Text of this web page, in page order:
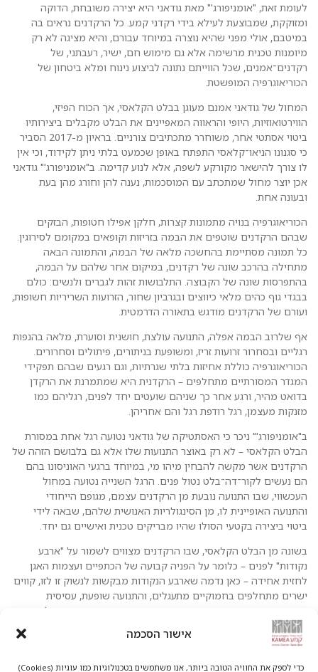
אישור הסכמה
כדי לספק את החוויה הטובה ביותר, אנו משתמשים בטכנולוגיות כמו עוגיות (Cookies)
לעומת זאת, "אומניפורג'" מאת גודאני היא יצירה משובחת, הדוקה
ומזוקקת, שמבוצעת לעילא בידי רקדני קמע. כל הרקדנים נראים בה
במיטבם, אולי מפני שהיא נוצרה במיוחד עבורם, והיא מציגה לא רק
מיומנות טכנית מרשימה אלא גם מימוש חם, ישיר, רעבתני, של
רקדנים־אמנים, שכל הווייתם נתונה לביצוע נינוח ומלא ביטחון של
הכוריאוגרפיה המופשטת.
המחול של גודאני אמנם מעוגן בבלט הקלאסי, אך הכוח הפיזי,
הווירטואוזיות, היופי והראווה המאפיינים את הבלט מקבלים ביצירותיו
ביטוי אסתטי אחר, משוחרר מתכתיבים צורניים. בראיון מ-2017 הסביר
כי סגנונו הניאו־קלאסי התפתח באופן שכמעט בלתי ניתן לקידוד, וכי אין
לו צורך להישאר מקורקע לשפה, אלא לנוע קדימה. ב"אומניפורג'" גודאני
אכן יוצר מחול שמתכתב עם המוסכמות, נענה להן וחורג מהן בעת
ובעונה אחת.
הכוריאוגרפיה בנויה מתמונות קצרות, חלקן אפילו חטופות, הבזקים
שבהם הרקדנים שוטפים את הבמה בזריזות וקופאים במקומם לסירוגין.
כל תמונה מסתיימת בהחשכה מלאה של הבמה, והתמונה הבאה
מתחילה בהרכב שונה של רקדנים, במיקום אחר שלהם על הבמה,
בהתפרסות שונה של הקבוצה. התלבושות זהות לגברים ולנשים: כולם
בבגדי גוף כהים מלאי כיווצים ובגרביון שחור, הזרועות השריריות חשופות,
ועורם של הרקדנים מודגש בתאורה הדרמטית.
אף שלרוב הבמה אפלה, התנועה עולצת, חושנית וסוערת, מלאה בהנפות
רגליים ובסחרור זרועות זריז, ומשופעת בניתורים, פיתולים וסחרורים.
הכוריאוגרפיה כוללת אחיזות בלתי שגרתיות, וגם רגעים שבהם תפקידי
המגדר המסורתיים מתחלפים – הרקדנית היא שמתמרנת את הרקדן
בדואט מהיר, ורגע אחר כך שניהם שועטים יחד לפנים, רגליהם כמו
מזנקות מעצמן, רגל רודפת רגל והם אחריהן.
ב"אומניפורג'" ניכר כי האסתטיקה של גודאני נטועה רגל אחת במסורת
הבלט הקלאסי – לא רק באוצר התנועות שלו אלא גם בלבושם הזהה של
הרקדנים אשר מקשה להבחין מיהו מי, במיוחד ברגעי האוניסונו בהם
הם נעשים לקור־דה־בלט נטול פנים. הרגל השנייה נטועה במחול
העכשווי, שבו התנועה נובעת מן הרקדנים עצמם, מגופם הייחודי
והתנועה האופיינית לו, מן הסינגולריות האנושית שלהם, שבאה לידי
ביטוי ביצירה בקטעי הסולו שהיו מבריקים טכנית ואישיים גם יחד.
בשונה מן הבלט הקלאסי, שבו הרקדנים מצווים לשמור על "ארבע
נקודות" לפנים – כלומר על הפניה קבועה של הכתפיים ועצמות האגן
לחזית אחידה – כאן נדמה שארבע הנקודות מבקשות לנשוק זו לזו, קווים
ישרים מתחלפים בחמוקיים מתעגלים, והתנועה שופעת, עסיסית
ומפתיעה, כמו ברגע שבו המותניים מתכווצים בעת הקפיצה כאילו היתה
זו קריצה שובבית של הגוף כולו.
רגעים צלולים של יופי נותרים צרובים באישון העין וחודרים אל הלב.